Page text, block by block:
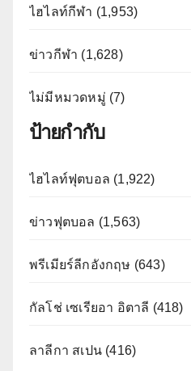
ไฮไลท์กีฬา (1,953)
ข่าวกีฬา (1,628)
ไม่มีหมวดหมู่ (7)
ป้ายกำกับ
ไฮไลท์ฟุตบอล (1,922)
ข่าวฟุตบอล (1,563)
พรีเมียร์ลีกอังกฤษ (643)
กัลโช่ เซเรียอา อิตาลี (418)
ลาลีกา สเปน (416)